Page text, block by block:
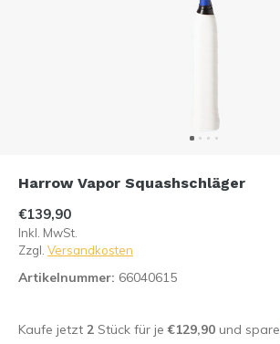
Harrow Vapor Squashschläger
€139,90
Inkl. MwSt.
Zzgl. Versandkosten
Artikelnummer: 66040615
Kaufe jetzt 2 Stück für je€129,90 und spare